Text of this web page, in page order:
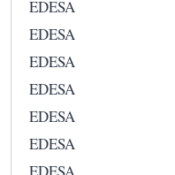
EDESA
EDESA
EDESA
EDESA
EDESA
EDESA